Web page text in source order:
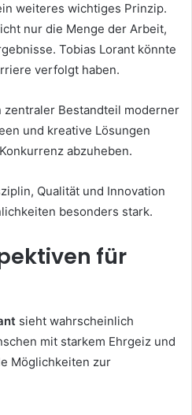
weiteres wichtiges Prinzip.
nur die Menge der Arbeit,
Tobias Lorant könnte
verfolgt haben.
Bestandteil moderner
und kreative Lösungen
abzuheben.
Qualität und Innovation
besonders stark.
für
sieht wahrscheinlich
mit starkem Ehrgeiz und
Möglichkeiten zur